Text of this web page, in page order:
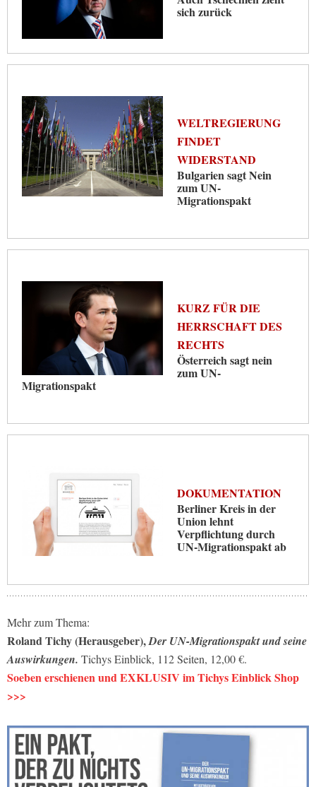
sich zurück
WELTREGIERUNG
FINDET
WIDERSTAND
Bulgarien sagt Nein
zum UN-
Migrationspakt
KURZ FÜR DIE
HERRSCHAFT DES
RECHTS
Österreich sagt nein
zum UN-
Migrationspakt
DOKUMENTATION
Berliner Kreis in der
Union lehnt
Verpflichtung durch
UN-Migrationspakt ab
Mehr zum Thema:
Roland Tichy (Herausgeber),Der UN-Migrationspakt und seine
Auswirkungen. Tichys Einblick, 112 Seiten, 12,00 €.
Soeben erschienen und EXKLUSIV im Tichys Einblick Shop
>>>